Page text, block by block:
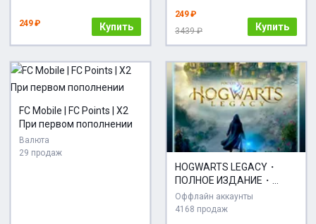
249 ₽ Купить
249 ₽
3439 ₽
Купить
FC Mobile | FC Points | X2
При первом пополнении
Валюта
29 продаж
HOGWARTS LEGACY・
ПОЛНОЕ ИЗДАНИЕ・
РУССКАЯ ОЗВУЧКА・
STEAM・PC
Оффлайн аккаунты
4168 продаж